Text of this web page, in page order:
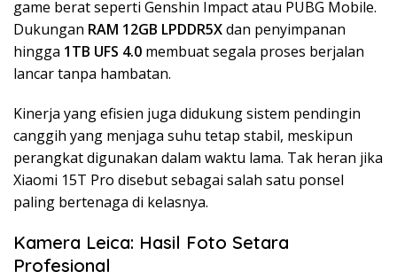
game berat seperti Genshin Impact atau PUBG Mobile.
Dukungan RAM 12GB LPDDR5Xdan penyimpanan
hingga 1TB UFS 4.0 membuat segala proses berjalan
lancar tanpa hambatan.
Kinerja yang efisien juga didukung sistem pendingin
canggih yang menjaga suhu tetap stabil, meskipun
perangkat digunakan dalam waktu lama. Tak heran jika
Xiaomi 15T Pro disebut sebagai salah satu ponsel
paling bertenaga di kelasnya.
Kamera Leica: Hasil Foto Setara
Profesional